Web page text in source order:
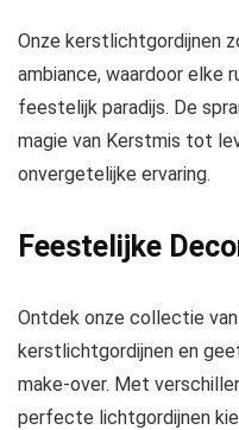
Onze kerstlichtgordijnen
ambiance, waardoor
feestelijk paradijs. De
magie van Kerstmis tot
onvergetelijke ervaring.
Feestelijke
Ontdek onze collectie
kerstlichtgordijnen en
make-over. Met
perfecte lichtgordijnen